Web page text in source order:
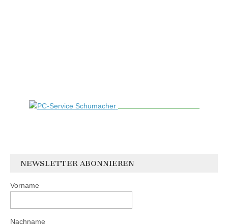
NEWSLETTER ABONNIEREN
Vorname
Nachname